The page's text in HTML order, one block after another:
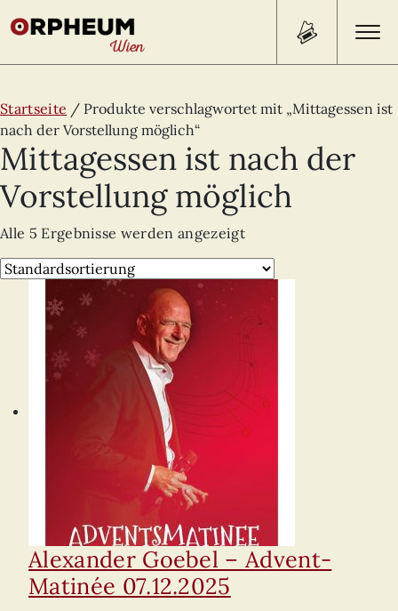
Search
for:
Search Button
PROGRAMM/TICKETS
BEISL
ÜBER UNS
KONTAKT
Startseite / Produkte verschlagwortet mit „Mittagessen ist
nach der Vorstellung möglich“
Mittagessen ist nach der
Vorstellung möglich
Alle 5 Ergebnisse werden angezeigt
Alexander Goebel – Advent-
Matinée 07.12.2025